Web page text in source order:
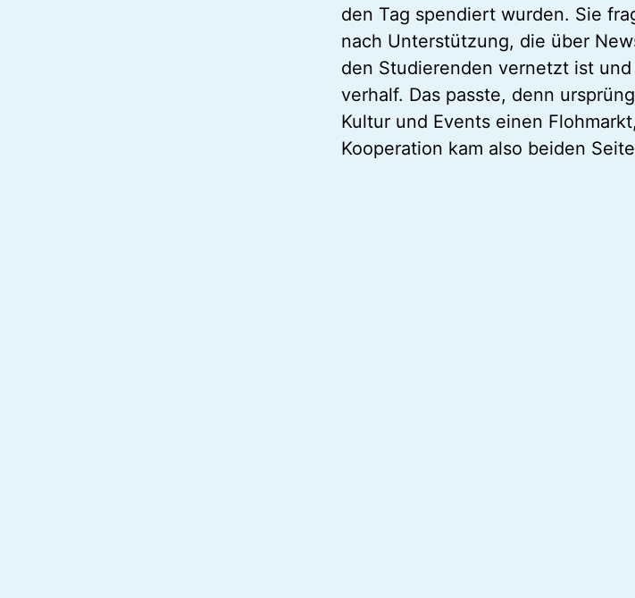
den Tag spendiert wurden. Sie
nach Unterstützung, die über
den Studierenden vernetzt ist
verhalf. Das passte, denn
Kultur und Events einen
Kooperation kam also beiden